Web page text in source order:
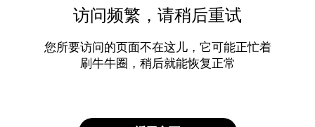
访问频繁，请稍后重试
您所要访问的页面不在这儿，它可能正忙着
刷牛牛圈，稍后就能恢复正常